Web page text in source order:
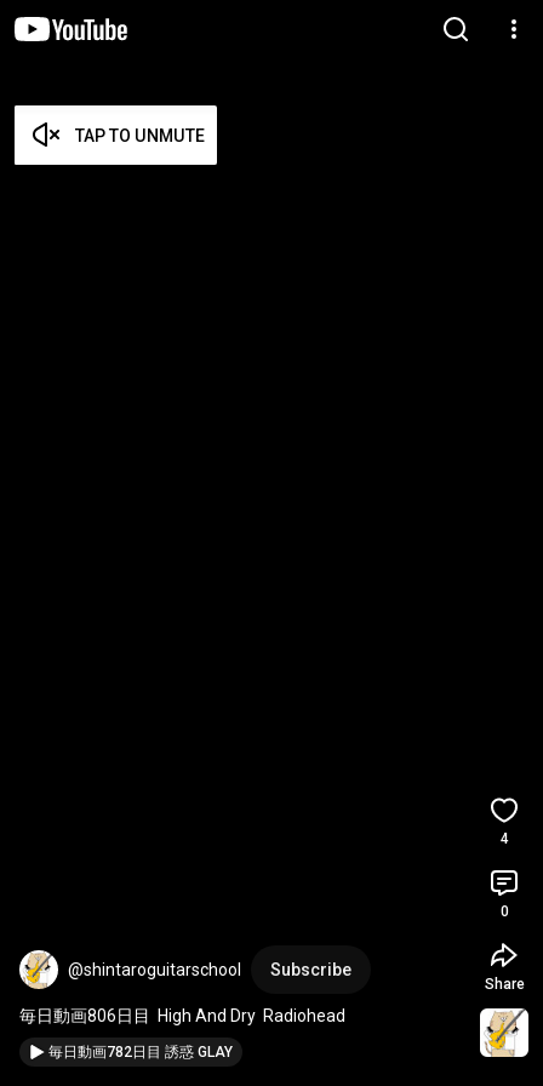
TAP TO UNMUTE
@shintaroguitarschool Subscribe
毎日動画806日目  High And Dry  Radiohead
毎日動画782日目 誘惑 GLAY
4
0
Share